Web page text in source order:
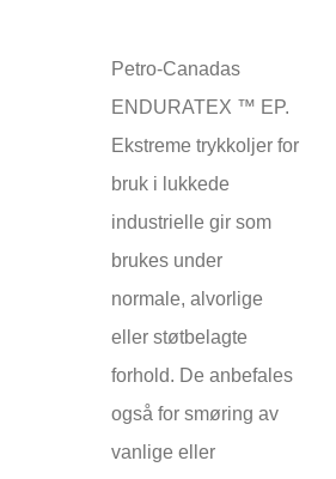
Petro-Canadas
ENDURATEX ™ EP.
Ekstreme trykkoljer for
bruk i lukkede
industrielle gir som
brukes under
normale, alvorlige
eller støtbelagte
forhold. De anbefales
også for smøring av
vanlige eller